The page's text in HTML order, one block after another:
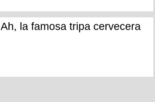
Ah, la famosa tripa cervecera